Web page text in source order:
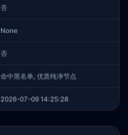
否
None
否
命中黑名单, 优质纯净节点
2026-07-09 14:25:28